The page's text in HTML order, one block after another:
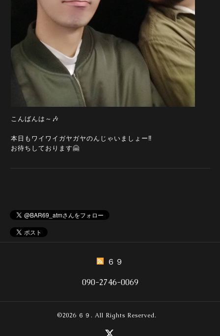
こんばんは～🎶
本日もワイワイガヤガヤのんじゃいましょー‼️
お待ちしております🤗
６９
090-2746-0069
©2026 ６９ . All Rights Reserved.